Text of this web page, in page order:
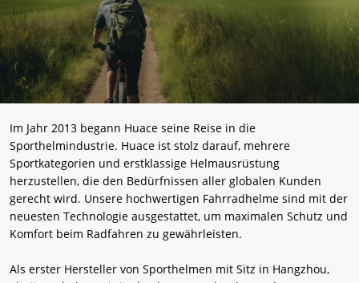
Im Jahr 2013 begann Huace seine Reise in die
Sporthelmindustrie. Huace ist stolz darauf, mehrere
Sportkategorien und erstklassige Helmausrüstung
herzustellen, die den Bedürfnissen aller globalen Kunden
gerecht wird. Unsere hochwertigen Fahrradhelme sind mit der
neuesten Technologie ausgestattet, um maximalen Schutz und
Komfort beim Radfahren zu gewährleisten.
Als erster Hersteller von Sporthelmen mit Sitz in Hangzhou,